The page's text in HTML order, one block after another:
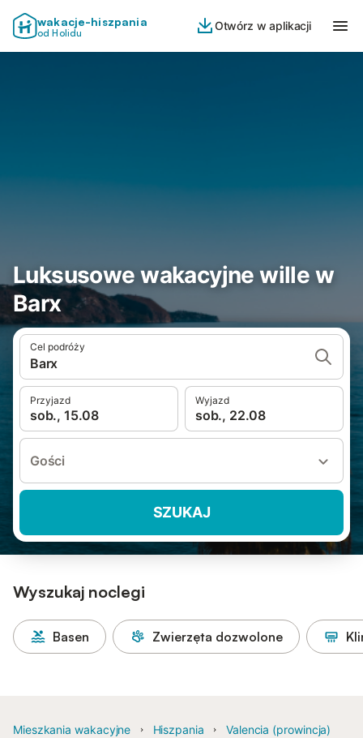
wakacje-hiszpania
od Holidu
Otwórz w aplikacji
Luksusowe wakacyjne wille w
Barx
Cel podróży
Barx
Przyjazd
sob., 15.08
Wyjazd
sob., 22.08
Gości
SZUKAJ
Wyszukaj noclegi
Basen Zwierzęta dozwolone
Mieszkania wakacyjne Hiszpania
Valencia (prowincja)